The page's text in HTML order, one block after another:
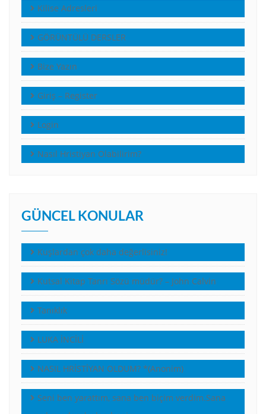
Kilise Adresleri
GÖRÜNTÜLÜ DERSLER
Bize Yazın
Giriş – Register
Login
Nasıl Hristiyan Olabilirim?
GÜNCEL KONULAR
Kuşlardan çok daha değerlisiniz!
Kutsal Kitap Tanrı Sözü müdür? – John Calvin
Tanıklık
LUKA İNCİLİ
NASIL HRİSTİYAN OLDUM? *(Anonim)
Seni ben yarattım, sana ben biçim verdim.Sana